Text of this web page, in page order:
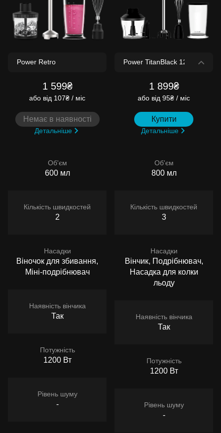
1 599₴
або від 107₴ / міс
Немає в наявності
Детальніше
Об'єм
600 мл
Кількість швидкостей
2
Насадки
Віночок для збивання,
Міні-подрібнювач
Наявність вінчика
Так
Потужність
1200 Вт
Рівень шуму
-
1 899₴
або від 95₴ / міс
Купити
Детальніше
Об'єм
800 мл
Кількість швидкостей
3
Насадки
Вінчик, Подрібнювач,
Насадка для колки
льоду
Наявність вінчика
Так
Потужність
1200 Вт
Рівень шуму
-